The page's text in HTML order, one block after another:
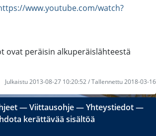
www.youtube.com/watch?
ovat peräisin alkuperäislähteestä
Julkaistu 2013-08-27 10:20:52 / Tallennettu 2018-03-16
―Viittausohje―Yhteystiedot―
kerättävää sisältöä